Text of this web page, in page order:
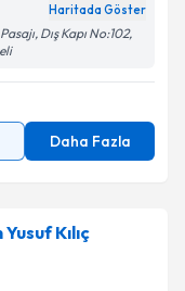
Haritada Göster
Dış Kapı No:102,
Daha Fazla
Kılıç